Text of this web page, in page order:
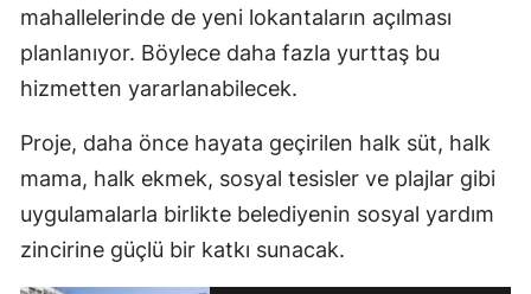
mahallelerinde de yeni lokantaların açılması
planlanıyor. Böylece daha fazla yurttaş bu
hizmetten yararlanabilecek.
Proje, daha önce hayata geçirilen halk süt, halk
mama, halk ekmek, sosyal tesisler ve plajlar gibi
uygulamalarla birlikte belediyenin sosyal yardım
zincirine güçlü bir katkı sunacak.